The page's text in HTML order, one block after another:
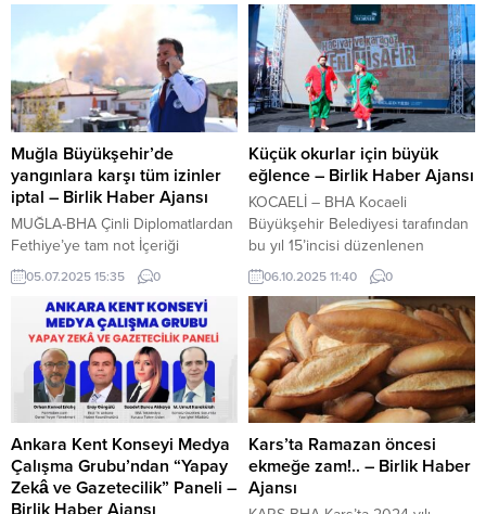
Muğla Büyükşehir’de
yangınlara karşı tüm izinler
iptal – Birlik Haber Ajansı
MUĞLA-BHA Çinli Diplomatlardan
Fethiye’ye tam not İçeriği
Görüntüle Ülke genelinde
yaşanan ve Muğla’da başlayan
yangınlar nedeni ile Muğla
Büyükşehir ve Kıyı Ege
Belediyeler Birliği Başkanı Ahmet
Aras tüm ekipleri teyakkuza
geçirdi. İzmir, Hatay, Antalya,
Sakarya, Bursa, Mersin, Uşak gibi
ülkenin farklı şehirlerinin ardından
bugün Muğla’nın Milas ve Fethiye
ilçelerinde çıkan...
05.07.2025 15:35 0
Küçük okurlar için büyük
eğlence – Birlik Haber Ajansı
KOCAELİ – BHA Kocaeli
Büyükşehir Belediyesi tarafından
bu yıl 15’incisi düzenlenen
Uluslararası Kocaeli Kitap Fuarı, ilk
gününden itibaren çocuklara
yönelik etkinlikleriyle büyük ilgi
gördü. Kocaeli Kongre
Merkezi’nde organize edilen dev
etkinlikte, “Kütüphanem
Kocaeli”ye ayrılan özel alanda
minikler için birbirinden renkli
atölyeler düzenlendi. “Başımın
üstünde yeri var” etkinliği Güne
“Masal Atölyesi”...
06.10.2025 11:40 0
Ankara Kent Konseyi Medya
Çalışma Grubu’ndan “Yapay
Zekâ ve Gazetecilik” Paneli –
Kars’ta Ramazan öncesi
ekmeğe zam!.. – Birlik Haber
Ajansı